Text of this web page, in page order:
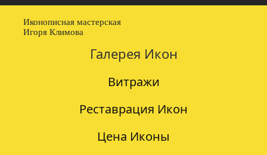
Иконописная мастерская
Игоря Климова
Галерея Икон
Витражи
Реставрация Икон
Цена Иконы